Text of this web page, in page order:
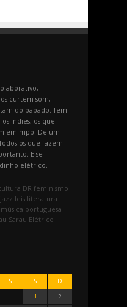
curtem som,
do babado. Tem
indies, os que
em mpb. De um
os que fazem
E se
elétrico.
DR feminismo
jazz leis literatura
música portuguesa
Sarau Elétrico
S S
D
1
2